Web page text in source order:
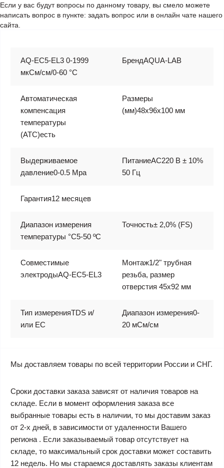
Если у вас будут вопросы по данному товару, вы смело можете
написать вопрос в пункте: задать вопрос или в онлайн чате нашего
сайта.
AQ-EC5-EL3 0-1999
мкСм/см/0-60 °С
БрендAQUA-LAB
Автоматическая
компенсация
температуры
(АТС)есть
Размеры
(мм)48х96х100 мм
Выдерживаемое
давление0-0.5 Mpa
ПитаниеAC220 В ± 10%
50 Гц
Гарантия12 месяцев
Диапазон измерения
температуры °C5-50 ºC
Точность± 2,0% (FS)
Совместимые
электродыAQ-EC5-EL3
Монтаж1/2" трубная
резьба, размер
отверстия 45х92 мм
Тип измеренияTDS и/
или EC
Диапазон измерения0-
20 мСм/см
Мы доставляем товары по всей территории России и СНГ.
Сроки доставки заказа зависят от наличия товаров на
складе. Если в момент оформления заказа все
выбранные товары есть в наличии, то мы доставим заказ
от 2-х дней, в зависимости от удаленности Вашего
региона . Если заказываемый товар отсутствует на
складе, то максимальный срок доставки может составить
12 недель. Но мы стараемся доставлять заказы клиентам